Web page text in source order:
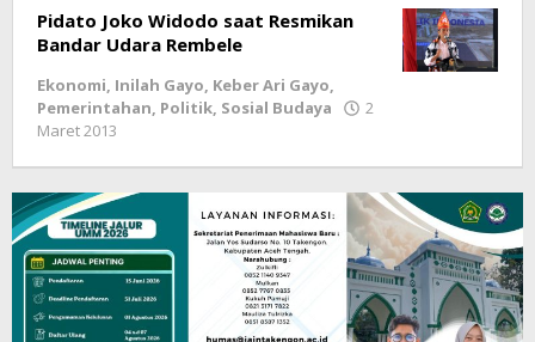
Pidato Joko Widodo saat Resmikan
Bandar Udara Rembele
Ekonomi, Inilah Gayo, Keber Ari Gayo,
Pemerintahan, Politik, Sosial Budaya
2
Maret 2013